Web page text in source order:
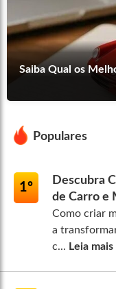
Saiba Qual os
Populares
1º
Descubra
de Carro e
Como criar
a
c... Leia mais